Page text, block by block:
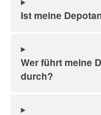
Ist meine
Wer führt meine
durch?